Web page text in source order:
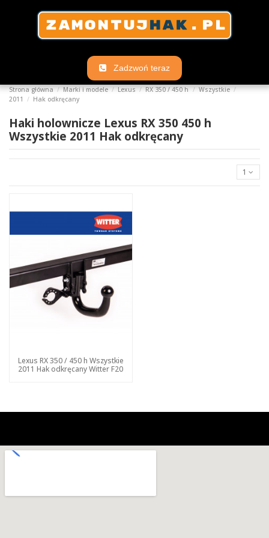
Zadzwoń teraz
Strona główna Marki i modele Lexus RX 350 / 450 h
Wszystkie
2011
Hak odkręcany
Haki holownicze Lexus RX 350 450 h
Wszystkie 2011 Hak odkręcany
1
Lexus RX 350 / 450 h Wszystkie
2011 Hak odkręcany Witter F20